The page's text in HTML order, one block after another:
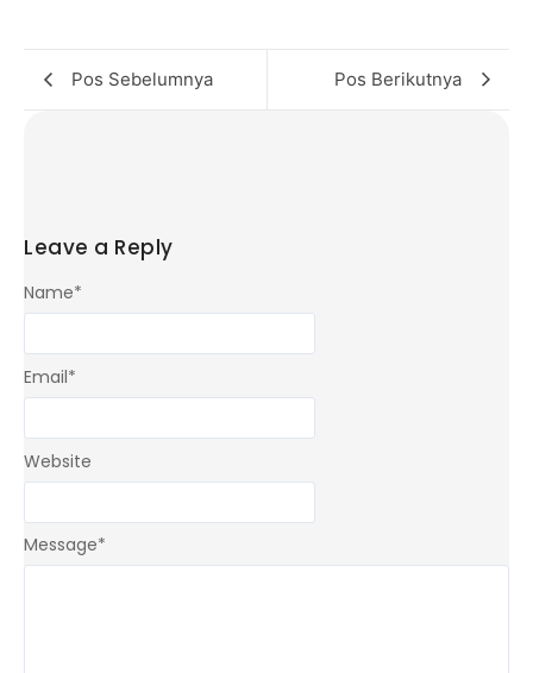
Pos Sebelumnya Pos Berikutnya
Leave a Reply
Message*
Name*
Email*
Website